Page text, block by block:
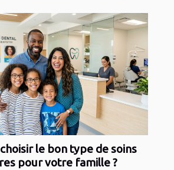
le bon type de soins
pour votre famille ?